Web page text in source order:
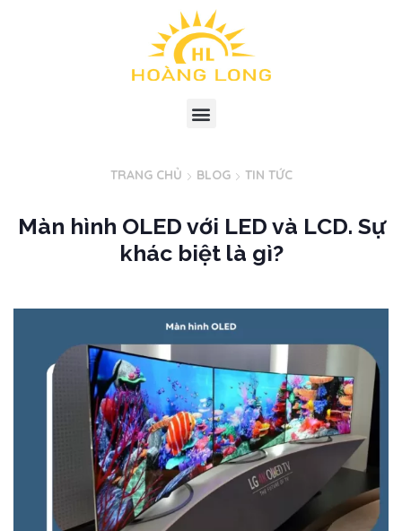
TRANG CHỦ BLOG TIN TỨC
Màn hình OLED với LED và LCD. Sự
khác biệt là gì?